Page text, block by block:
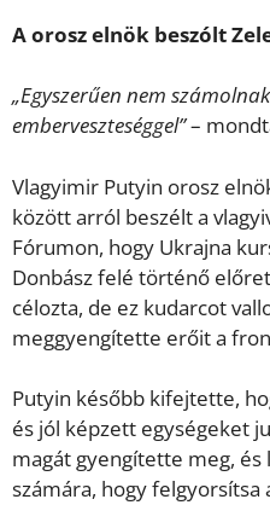
A orosz elnök beszólt
„Egyszerűen nem
emberveszteséggel”–
Vlagyimir Putyin orosz
között arról beszélt a
Fórumon, hogy Ukrajna
Donbász felé történő
célozta, de ez kudarcot
meggyengítette erőit a
Putyin később kifejtette,
és jól képzett egységeket
magát gyengítette meg,
számára, hogy